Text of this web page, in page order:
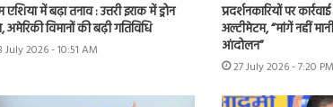
एशिया में बढ़ा तनाव : उत्तरी इराक में ड्रोन
विमानों की बढ़ी गतिविधि
July 2026 - 10:51 AM
प्रदर्शनकारियों पर
अल्टीमेटम, “मांगें नहीं
आंदोलन”
27 July 2026 - 7:20 PM